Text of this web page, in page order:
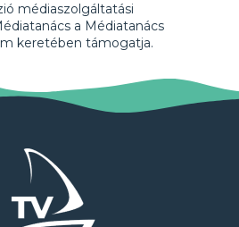
médiaszolgáltatási
a Médiatanács
keretében támogatja.